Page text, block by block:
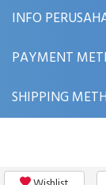
INFO
PAYMENT
SHIPPING